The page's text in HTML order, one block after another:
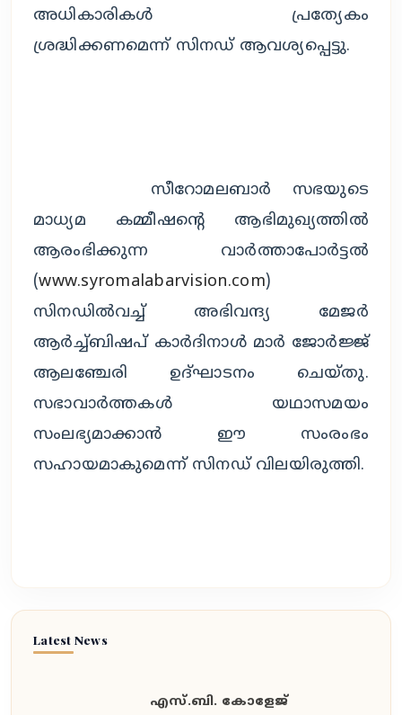
അധികാരികൾ പ്രത്യേകം
ശ്രദ്ധിക്കണമെന്ന് സിനഡ് ആവശ്യപ്പെട്ടു.
മാധ്യമ കമ്മീഷന്റെ ആഭിമുഖ്യത്തിൽ
ആരംഭിക്കുന്ന വാർത്താപോർട്ടൽ
(www.syromalabarvision.com)
സിനഡിൽവച്ച് അഭിവന്ദ്യ മേജർ
ആർച്ച്ബിഷപ് കാർദിനാൾ മാർ ജോർജ്ജ്
ആലഞ്ചേരി ഉദ്ഘാടനം ചെയ്തു.
സഭാവാർത്തകൾ യഥാസമയം
സംലഭ്യമാക്കാൻ ഈ സംരംഭം
സഹായമാകുമെന്ന് സിനഡ് വിലയിരുത്തി.
Latest News
എസ്.ബി. കോളേജ്